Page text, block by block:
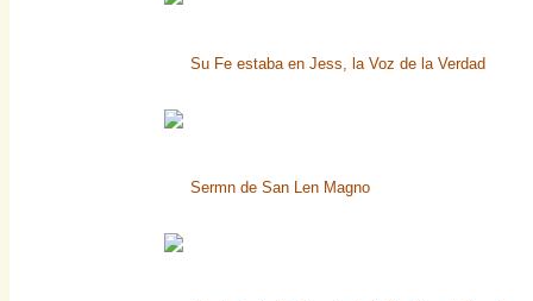
Su Fe estaba en Jess, la Voz de la Verdad
Sermn de San Len Magno